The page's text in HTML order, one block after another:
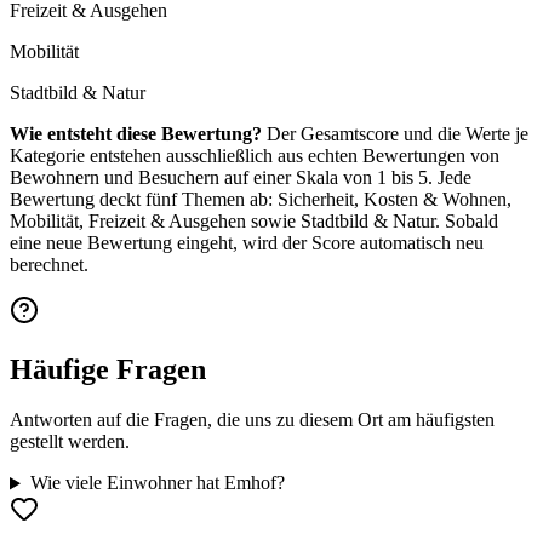
Freizeit & Ausgehen
Mobilität
Stadtbild & Natur
Wie entsteht diese Bewertung? Der Gesamtscore und die Werte je
Kategorie entstehen ausschließlich aus echten Bewertungen von
Bewohnern und Besuchern auf einer Skala von 1 bis 5. Jede
Bewertung deckt fünf Themen ab: Sicherheit, Kosten & Wohnen,
Mobilität, Freizeit & Ausgehen sowie Stadtbild & Natur. Sobald
eine neue Bewertung eingeht, wird der Score automatisch neu
berechnet.
Häufige Fragen
Antworten auf die Fragen, die uns zu diesem Ort am häufigsten
gestellt werden.
Wie viele Einwohner hat Emhof?